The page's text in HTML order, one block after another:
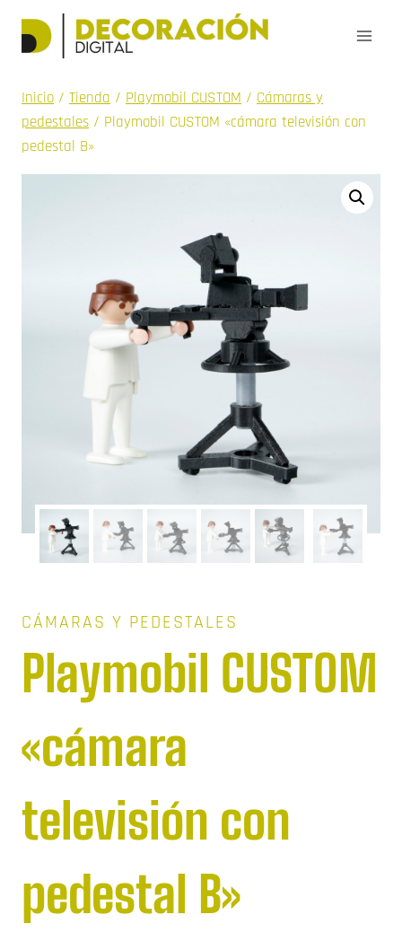
Saltar
Inicio / Tienda / Playmobil CUSTOM / Cámaras y
pedestales / Playmobil CUSTOM «cámara televisión con
pedestal B»
CÁMARAS Y PEDESTALES
Playmobil CUSTOM
«cámara
televisión con
pedestal B»